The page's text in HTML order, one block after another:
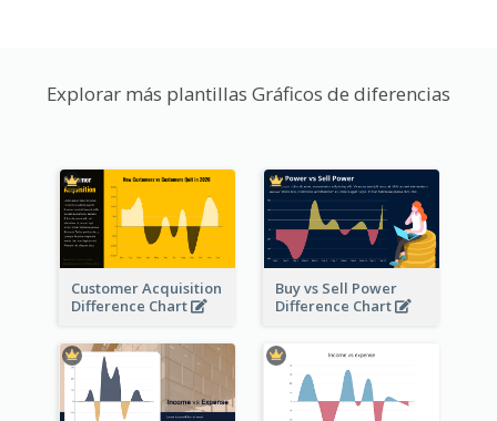
Explorar más plantillas Gráficos de diferencias
Customer Acquisition
Difference Chart
Buy vs Sell Power
Difference Chart